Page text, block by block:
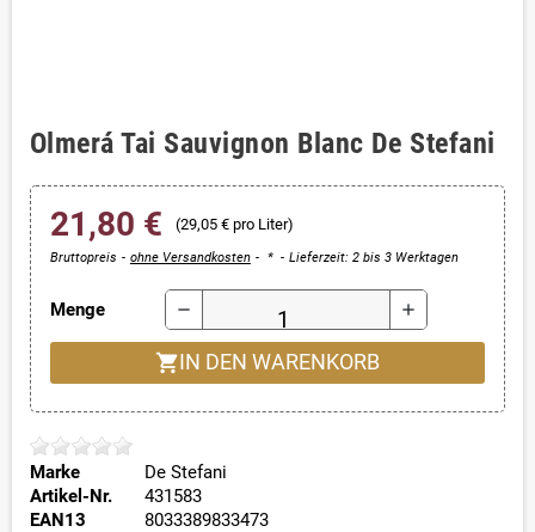
Olmerá Tai Sauvignon Blanc De Stefani
21,80 € (29,05 € pro Liter)
Bruttopreis ohne Versandkosten * Lieferzeit: 2 bis 3 Werktagen
Menge remove add
shopping_cart IN DEN WARENKORB
Marke
De Stefani
Artikel-Nr.
431583
EAN13
8033389833473